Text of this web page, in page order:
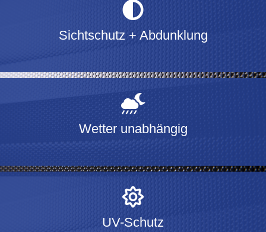
Sichtschutz + Abdunklung
Wetter unabhängig
UV-Schutz